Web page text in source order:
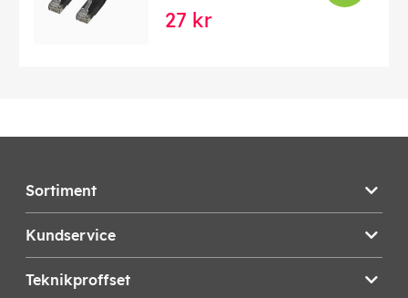
27 kr
Sortiment
Kundservice
Teknikproffset